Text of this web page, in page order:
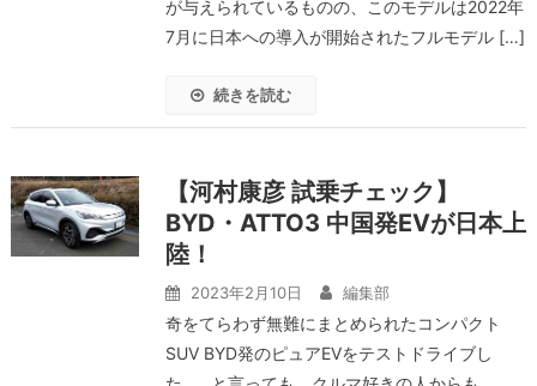
が与えられているものの、このモデルは2022年
7月に日本への導入が開始されたフルモデル […]
続きを読む
【河村康彦 試乗チェック】
BYD・ATTO3 中国発EVが日本上
陸！
2023年2月10日 編集部
奇をてらわず無難にまとめられたコンパクト
SUV BYD発のピュアEVをテストドライブし